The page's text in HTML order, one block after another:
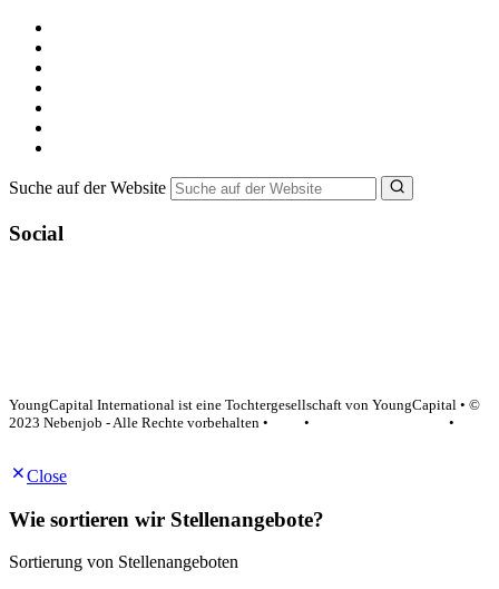
Suche auf der Website
Social
YoungCapital International ist eine Tochtergesellschaft von YoungCapital • ©
2023 Nebenjob - Alle Rechte vorbehalten •
•
•
Close
Wie sortieren wir Stellenangebote?
Sortierung von Stellenangeboten